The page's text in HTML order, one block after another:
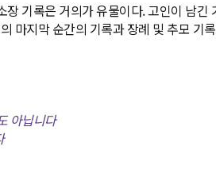
장 기록은 거의가 유물이다. 고인이 남
마지막 순간의 기록과 장례 및 추모 기
아닙니다